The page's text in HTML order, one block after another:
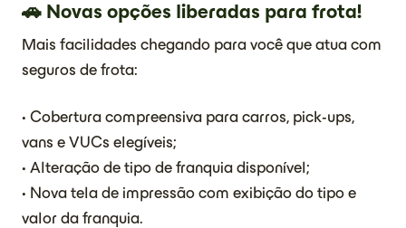
🚗 Novas opções liberadas para frota!
Mais facilidades chegando para você que atua com
seguros de frota:
• Cobertura compreensiva para carros, pick-ups,
vans e VUCs elegíveis;
• Alteração de tipo de franquia disponível;
• Nova tela de impressão com exibição do tipo e
valor da franquia.